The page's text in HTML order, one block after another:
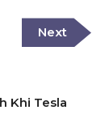
Next
Post
Next
Khi Tesla